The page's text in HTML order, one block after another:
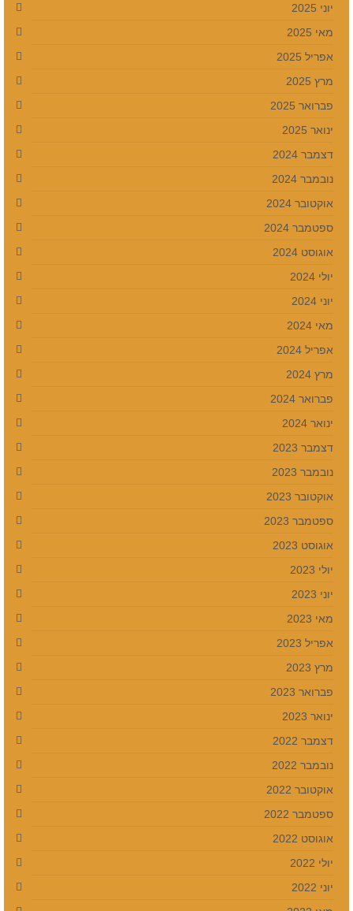
יוני 2025
מאי 2025
אפריל 2025
מרץ 2025
פברואר 2025
ינואר 2025
דצמבר 2024
נובמבר 2024
אוקטובר 2024
ספטמבר 2024
אוגוסט 2024
יולי 2024
יוני 2024
מאי 2024
אפריל 2024
מרץ 2024
פברואר 2024
ינואר 2024
דצמבר 2023
נובמבר 2023
אוקטובר 2023
ספטמבר 2023
אוגוסט 2023
יולי 2023
יוני 2023
מאי 2023
אפריל 2023
מרץ 2023
פברואר 2023
ינואר 2023
דצמבר 2022
נובמבר 2022
אוקטובר 2022
ספטמבר 2022
אוגוסט 2022
יולי 2022
יוני 2022